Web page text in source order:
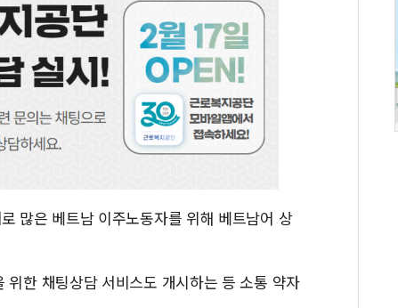
많은 베트남 이주노동자를 위해 베트남어 상
한 채팅상담 서비스도 개시하는 등 소통 약자